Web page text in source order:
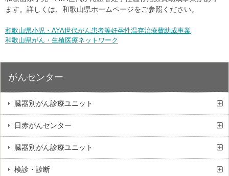
ます。詳しくは、和歌山県ホームページをご参照ください。
和歌山県小児・AYA世代がん患者等妊孕性温存治療費助成事業
和歌山県がん・生殖医療ネットワーク
がんセンター
臓器別がん診療ユニット
日赤がんセンター
臓器別がん診療ユニット
検診・診断